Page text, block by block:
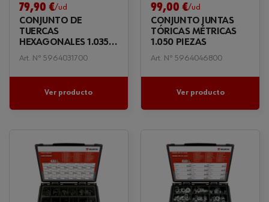
79,90 €/ud
CONJUNTO DE
TUERCAS
HEXAGONALES 1.035
PIEZAS
Art. Nº 5964031700
Ver producto
99,00 €/ud
CONJUNTO JUNTAS
TÓRICAS MÉTRICAS
1.050 PIEZAS
Art. Nº 5964046800
Ver producto